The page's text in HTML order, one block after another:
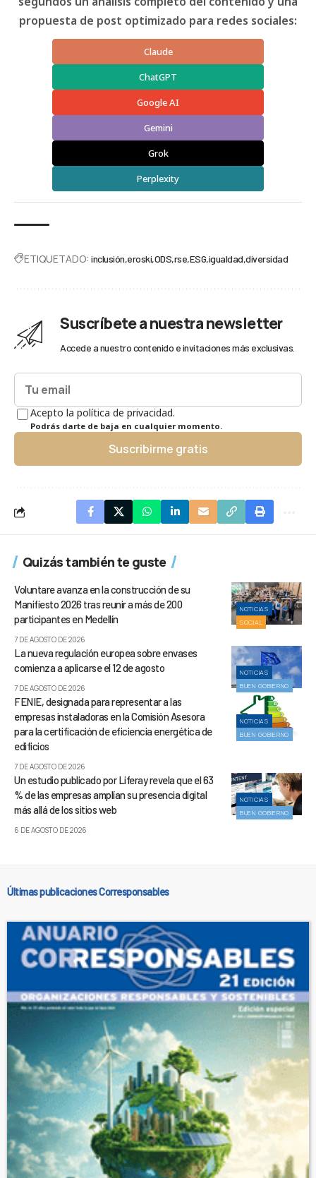
propuesta de post optimizado para redes sociales:
Claude
ChatGPT
Google AI
Gemini
Grok
Perplexity
ETIQUETADO: inclusión eroski ODS rse ESG igualdad diversidad
Suscríbete a nuestra newsletter
Accede a nuestro contenido e invitaciones más exclusivas.
Acepto la política de privacidad.
Podrás darte de baja en cualquier momento.
Suscribirme gratis
Quizás también te guste
NOTICIAS
SOCIAL
Voluntare avanza en la construcción de su
Manifiesto 2026 tras reunir a más de 200
participantes en Medellín
7 DE AGOSTO DE 2026
NOTICIAS
BUEN GOBIERNO
La nueva regulación europea sobre envases
comienza a aplicarse el 12 de agosto
7 DE AGOSTO DE 2026
NOTICIAS
BUEN GOBIERNO
FENIE, designada para representar a las
empresas instaladoras en la Comisión Asesora
para la certificación de eficiencia energética de
edificios
7 DE AGOSTO DE 2026
NOTICIAS
BUEN GOBIERNO
Un estudio publicado por Liferay revela que el 63
% de las empresas amplían su presencia digital
más allá de los sitios web
6 DE AGOSTO DE 2026
Últimas publicaciones Corresponsables